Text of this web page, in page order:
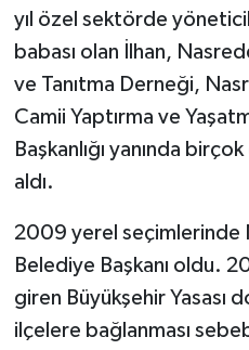
yıl özel sektörde
babası olan İlhan,
ve Tanıtma Derneği,
Camii Yaptırma ve
Başkanlığı yanında
aldı.
2009 yerel seçimlerinde
Belediye Başkanı oldu.
giren Büyükşehir Yasası
ilçelere bağlanması